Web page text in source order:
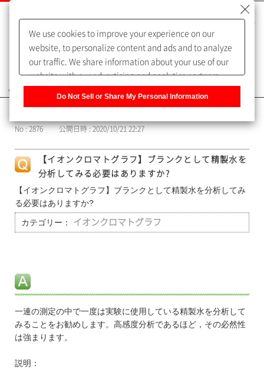
よくあるご質問（FAQ）
No : 2876 公開日時 : 2020/10/21 22:27
【イオンクロマトグラフ】ブランクとして精製水を
分析してみる必要はありますか?
【イオンクロマトグラフ】ブランクとして精製水を分析してみ
る必要はありますか?
カテゴリー： イオンクロマトグラフ
一連の測定の中で一度は実験に使用している精製水を分析して
みることをお勧めします。高感度分析であるほど，その必然性
は強まります。
説明：
We use cookies to improve your experience on our
website, to personalize content and ads and to analyze
our traffic. We share information about your use of our
website with our advertising and analytics partners,
of our sharing information about you with our partners.
Information] to customize your cookie settings on our
website.Privacy Policy
Do Not Sell or Share My Personal Information